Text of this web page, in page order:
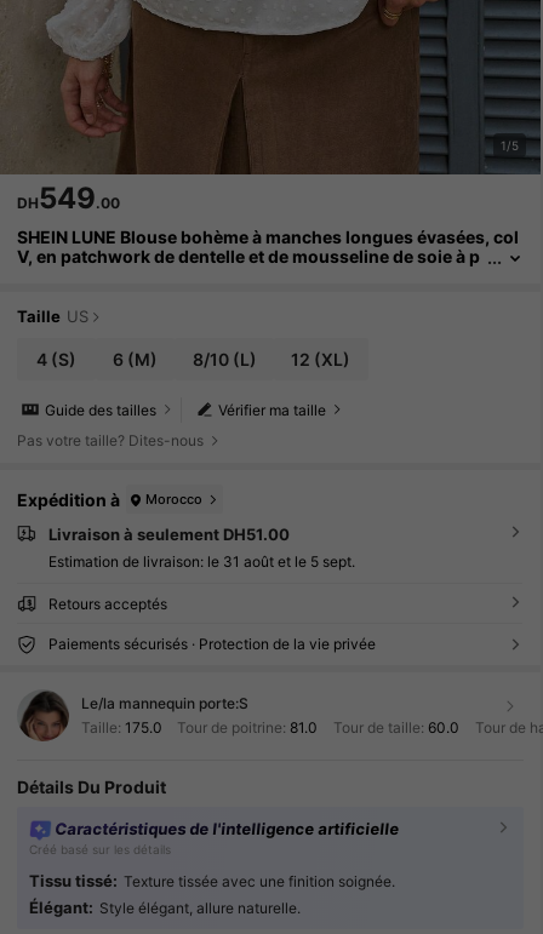
1/5
DH549.00
SHEIN LUNE Blouse bohème à manches longues évasées, col
V, en patchwork de dentelle et de mousseline de soie à p
Taille US
4 (S) 6 (M) 8/10(L) 12 (XL)
Vérifier ma taille
Guide des tailles
Pas votre taille? Dites-nous
Expédition à Morocco
Livraison à seulement DH51.00
Estimation de livraison: le 31 août et le 5 sept.
Retours acceptés
Paiements sécurisés · Protection de la vie privée
Le/la mannequin porte:S
Taille: 175.0 Tour de poitrine: 81.0 Tour de taille: 60.0 Tour de
Détails Du Produit
Caractéristiques de l'intelligence artificielle
Créé basé sur les détails
Tissu tissé: Texture tissée avec une finition soignée.
Élégant: Style élégant, allure naturelle.
4.91 1M Suiveurs